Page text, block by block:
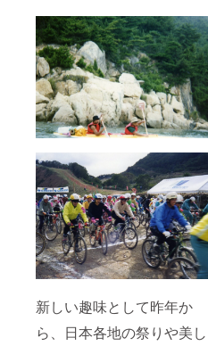
新しい趣味として昨年か
ら、日本各地の祭りや美し